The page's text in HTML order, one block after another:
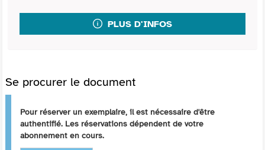
PLUS D'INFOS
Se procurer le document
Pour réserver un exemplaire, il est nécessaire d'être
authentifié. Les réservations dépendent de votre
abonnement en cours.